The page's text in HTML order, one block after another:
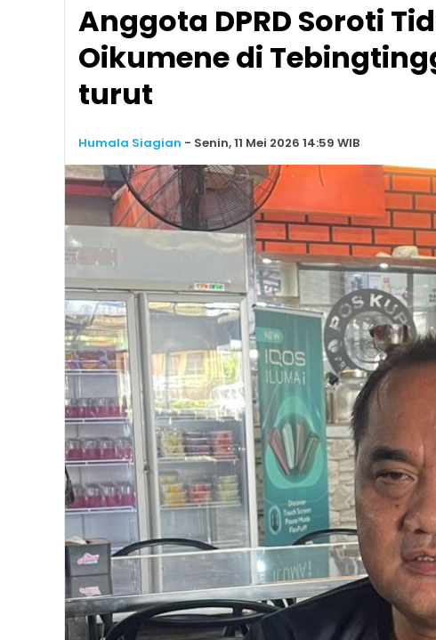
Anggota DPRD Soroti
Oikumene di
turut
Humala Siagian - Senin, 11 Mei 2026 14:59 WIB